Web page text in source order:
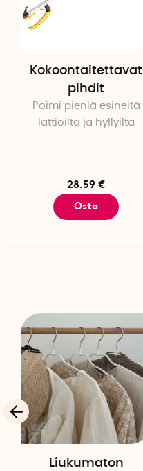
Kokoontaitettavat
pihdit
Poimi pieniä esineitä
lattioilta ja hyllyiltä
28.59 €
Osta
Liukumaton